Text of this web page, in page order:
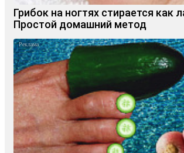
Грибок на ногтях стирается как
Простой домашний метод